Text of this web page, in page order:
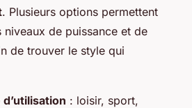
. Plusieurs options permettent
de puissance et de
de trouver le style qui
: loisir, sport,